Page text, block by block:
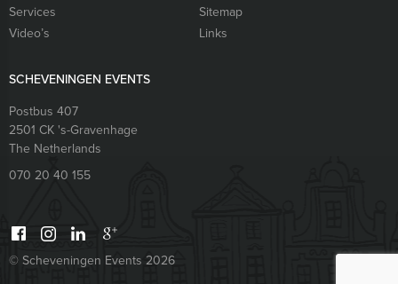
Services
Sitemap
Video’s
Links
SCHEVENINGEN EVENTS
Postbus 407
2501 CK 's-Gravenhage
The Netherlands
070 20 40 155
© Scheveningen Events 2026